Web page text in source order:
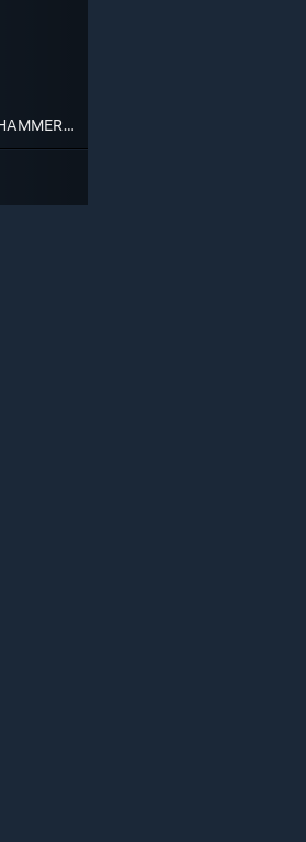
ЛОКАЛІЗАЦІЯ ДОПОВНЕННЯ HAMMERS OF FATE